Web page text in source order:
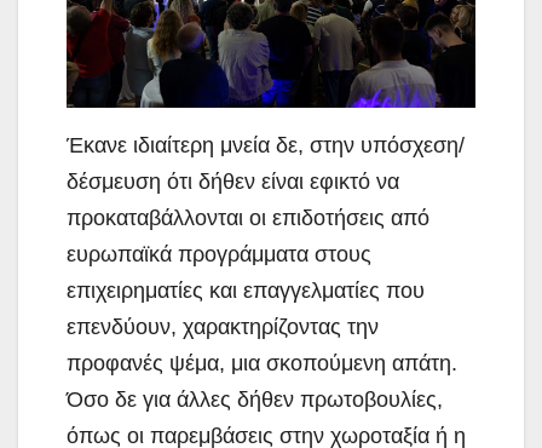
Έκανε ιδιαίτερη μνεία δε, στην υπόσχεση/
δέσμευση ότι δήθεν είναι εφικτό να
προκαταβάλλονται οι επιδοτήσεις από
ευρωπαϊκά προγράμματα στους
επιχειρηματίες και επαγγελματίες που
επενδύουν, χαρακτηρίζοντας την
προφανές ψέμα, μια σκοπούμενη απάτη.
Όσο δε για άλλες δήθεν πρωτοβουλίες,
όπως οι παρεμβάσεις στην χωροταξία ή η